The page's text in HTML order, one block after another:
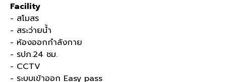
Facility
- สโมสร
- สระว่ายน้ำ
- ห้องออกกำลังกาย
- รปภ.24 ชม.
- CCTV
- ระบบเข้าออก Easy pass